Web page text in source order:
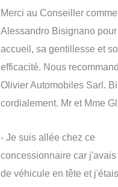
Merci au Conseiller
Alessandro Bisignano
accueil, sa gentillesse et
efficacité. Nous
Olivier Automobiles Sarl.
cordialement. Mr et Mme
- Je suis allée chez ce
concessionnaire car
de véhicule en tête et